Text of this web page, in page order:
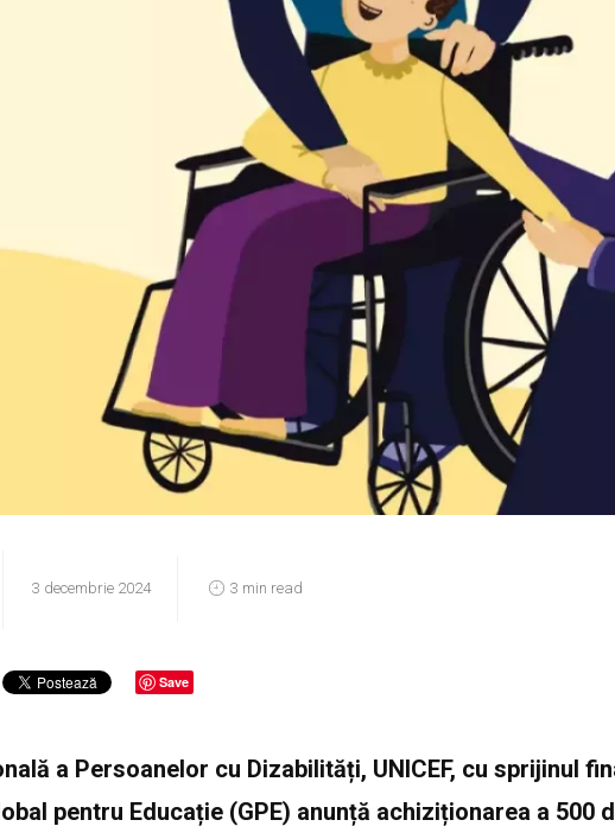
3 decembrie 2024 3 min read
Save
a Persoanelor cu Dizabilități, UNICEF, cu sprijinul
pentru Educație (GPE) anunță achiziționarea a 500